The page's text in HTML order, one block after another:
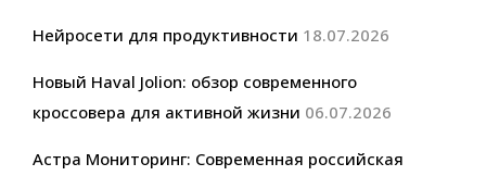
Нейросети для продуктивности 18.07.2026
Новый Haval Jolion: обзор современного
кроссовера для активной жизни 06.07.2026
Астра Мониторинг: Современная российская